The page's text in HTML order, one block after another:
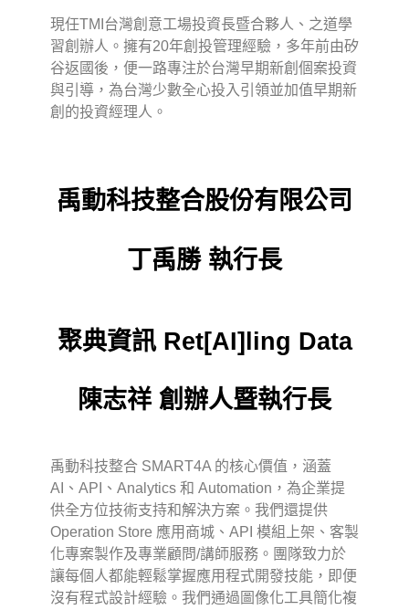
現任TMI台灣創意工場投資長暨合夥人、之道學
習創辦人。擁有20年創投管理經驗，多年前由矽
谷返國後，便一路專注於台灣早期新創個案投資
與引導，為台灣少數全心投入引領並加值早期新
創的投資經理人。
禹動科技整合股份有限公司
丁禹勝 執行長
聚典資訊 Ret[AI]ling Data
陳志祥 創辦人暨執行長
禹動科技整合 SMART4A 的核心價值，涵蓋
AI、API、Analytics 和 Automation，為企業提
供全方位技術支持和解決方案。我們還提供
Operation Store 應用商城、API 模組上架、客製
化專案製作及專業顧問/講師服務。團隊致力於
讓每個人都能輕鬆掌握應用程式開發技能，即便
沒有程式設計經驗。我們通過圖像化工具簡化複